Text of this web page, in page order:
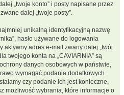
„twoje konto” i posty napisane przez
dalej „twoje posty”.
unikalną identyfikacyjną nazwę
hasło używane do logowania
aktywny adres e-mail zwany dalej „twój
twojego konta na „CAVIARNIA” są
danych osobowych w państwie,
wymagać podania dodatkowych
czy podanie ich jest konieczne,
możliwość wybrania, które informacje o